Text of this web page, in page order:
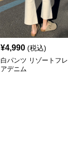
¥4,990 (税込)
白パンツ リゾートフレ
アデニム